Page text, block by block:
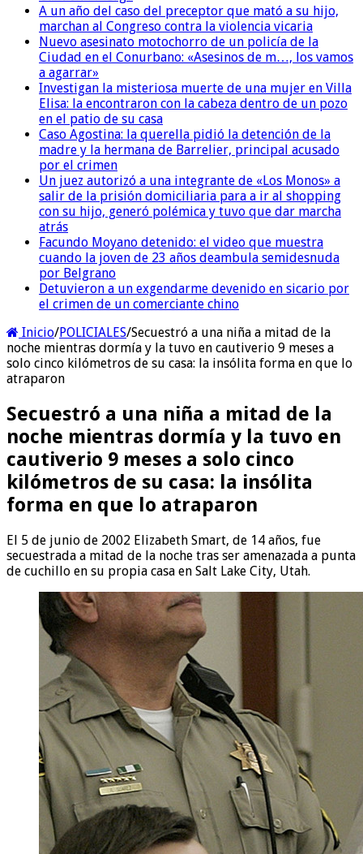
A un año del caso del preceptor que mató a su hijo,
marchan al Congreso contra la violencia vicaria
Nuevo asesinato motochorro de un policía de la
Ciudad en el Conurbano: «Asesinos de m…, los vamos
a agarrar»
Investigan la misteriosa muerte de una mujer en Villa
Elisa: la encontraron con la cabeza dentro de un pozo
en el patio de su casa
Caso Agostina: la querella pidió la detención de la
madre y la hermana de Barrelier, principal acusado
por el crimen
Un juez autorizó a una integrante de «Los Monos» a
salir de la prisión domiciliaria para a ir al shopping
con su hijo, generó polémica y tuvo que dar marcha
atrás
Facundo Moyano detenido: el video que muestra
cuando la joven de 23 años deambula semidesnuda
por Belgrano
Detuvieron a un exgendarme devenido en sicario por
el crimen de un comerciante chino
Inicio/POLICIALES/Secuestró a una niña a mitad de la
noche mientras dormía y la tuvo en cautiverio 9 meses a
solo cinco kilómetros de su casa: la insólita forma en que lo
atraparon
Secuestró a una niña a mitad de la
noche mientras dormía y la tuvo en
cautiverio 9 meses a solo cinco
kilómetros de su casa: la insólita
forma en que lo atraparon
El 5 de junio de 2002 Elizabeth Smart, de 14 años, fue
secuestrada a mitad de la noche tras ser amenazada a punta
de cuchillo en su propia casa en Salt Lake City, Utah.